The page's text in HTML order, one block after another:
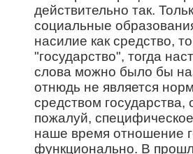
действительно так.
социальные
насилие как средство,
"государство", тогда
слова можно было бы
отнюдь не является
средством
пожалуй,
наше время отношение
функционально. В